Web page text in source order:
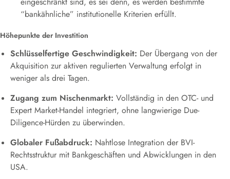
“bankähnliche” institutionelle Kriterien erfüllt.
Höhepunkte der Investition
Schlüsselfertige Geschwindigkeit: Der Übergang von der
Akquisition zur aktiven regulierten Verwaltung erfolgt in
weniger als drei Tagen.
Zugang zum Nischenmarkt: Vollständig in den OTC- und
Expert Market-Handel integriert, ohne langwierige Due-
Diligence-Hürden zu überwinden.
Globaler Fußabdruck: Nahtlose Integration der BVI-
Rechtsstruktur mit Bankgeschäften und Abwicklungen in den
USA.